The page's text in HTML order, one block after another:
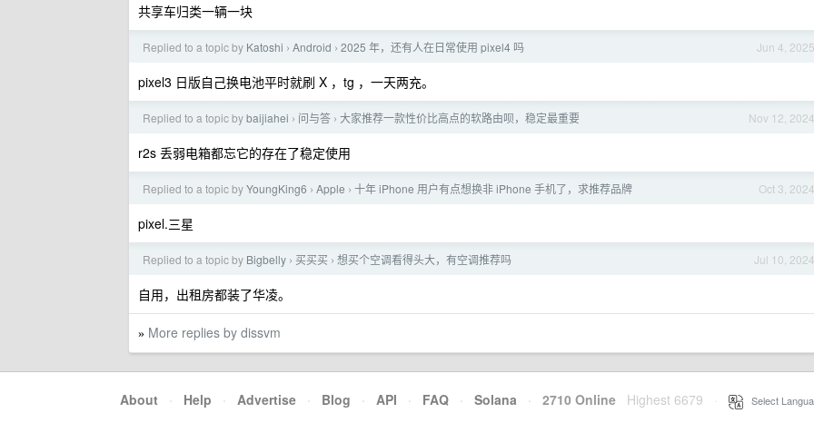
共享车归类一辆一块
Jun 4, 2025
Replied to a topic by Katoshi › Android › 2025 年，还有人在日常使用 pixel4 吗
pixel3 日版自己换电池平时就刷 X ，tg ，一天两充。
Nov 12, 2024
Replied to a topic bybaijiahei › 问与答 › 大家推荐一款性价比高点的软路由呗，稳定最重要
r2s 丢弱电箱都忘它的存在了稳定使用
Oct 3, 2024
Replied to a topic byYoungKing6 › Apple › 十年 iPhone 用户有点想换非 iPhone 手机了，求推荐品牌
pixel.三星
Jul 10, 2024
Replied to a topic by Bigbelly › 买买买 › 想买个空调看得头大，有空调推荐吗
自用，出租房都装了华凌。
» More replies by dissvm
About · Help · Advertise · Blog · API · FAQ · Solana · 2710 Online Highest 6679 Select